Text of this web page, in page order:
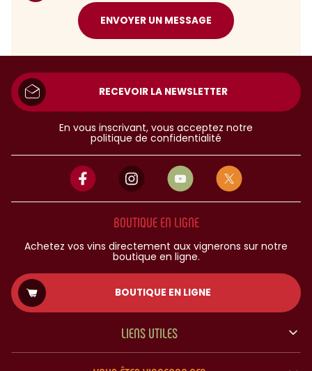
ENVOYER UN MESSAGE
RECEVOIR LA NEWSLETTER
En vous inscrivant, vous acceptez notre
politique de confidentialité
BOUTIQUE EN LIGNE
Achetez vos vins directement aux vignerons sur notre
boutique en ligne.
BOUTIQUE EN LIGNE
LIENS UTILES